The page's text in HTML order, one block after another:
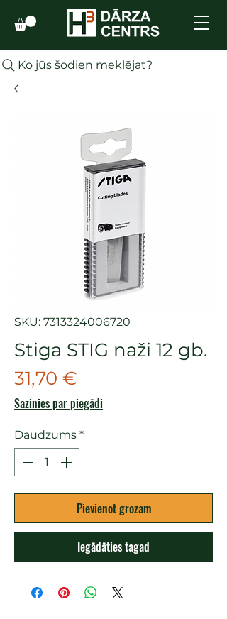
Ko jūs šodien meklējat?
SKU: 7313324006720
Stiga STIG naži 12 gb.
31,70 €
Sazinies par piegādi
Daudzums *
Pievienot grozam
Iegādāties tagad